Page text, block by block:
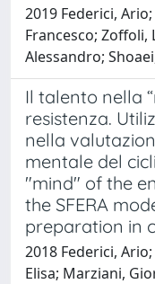
2019 Federici,
Francesco; Zoffoli,
Alessandro;
Il talento nella
resistenza.
nella
mentale del
"mind" of the
the SFERA
preparation in
2018 Federici,
Elisa; Marziani,